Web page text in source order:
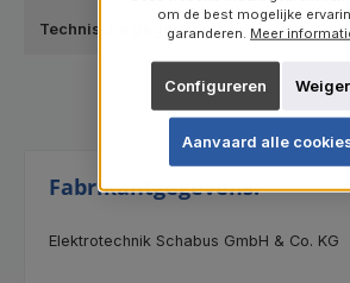
Technische gegevens
Fabrikantgegevens:
Elektrotechnik Schabus GmbH & Co. KG
om de best mogelijke
garanderen. Meer
Configureren
Aanvaard alle